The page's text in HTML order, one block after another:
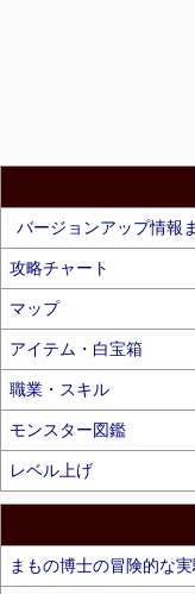
バージョンアップ情報
攻略チャート
マップ
アイテム・白宝箱
職業・スキル
モンスター図鑑
レベル上げ
まもの博士の冒険的な